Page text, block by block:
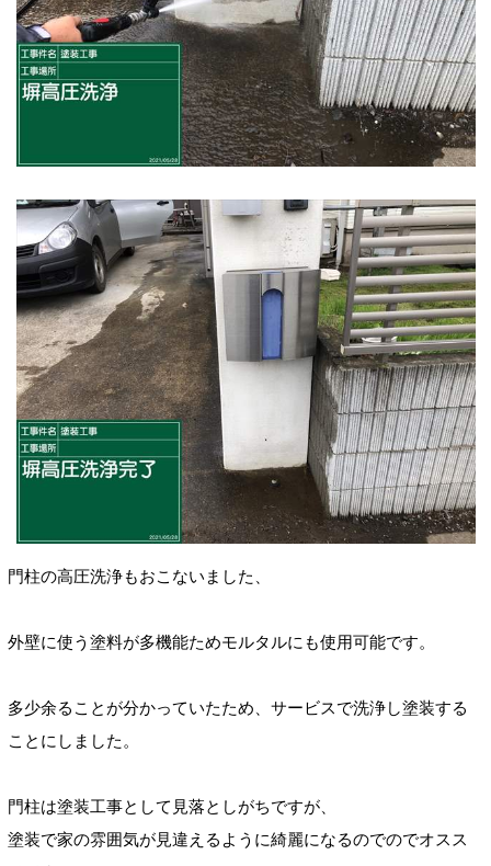
門柱の高圧洗浄もおこないました、
外壁に使う塗料が多機能ためモルタルにも使用可能です。
多少余ることが分かっていたため、サービスで洗浄し塗装する
ことにしました。
門柱は塗装工事として見落としがちですが、
塗装で家の雰囲気が見違えるように綺麗になるのでのでオスス